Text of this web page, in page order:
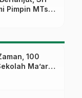
Pimpin MTs
100
Ma’arif
Literasi